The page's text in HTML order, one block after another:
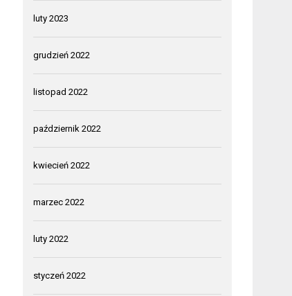
luty 2023
grudzień 2022
listopad 2022
październik 2022
kwiecień 2022
marzec 2022
luty 2022
styczeń 2022